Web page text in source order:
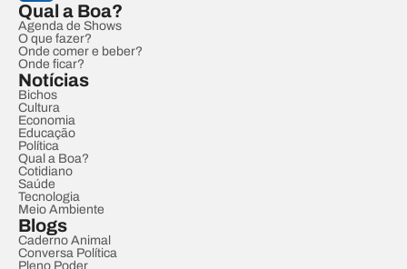
Qual a Boa?
Agenda de Shows
O que fazer?
Onde comer e beber?
Onde ficar?
Notícias
Bichos
Cultura
Economia
Educação
Política
Qual a Boa?
Cotidiano
Saúde
Tecnologia
Meio Ambiente
Blogs
Caderno Animal
Conversa Política
Pleno Poder